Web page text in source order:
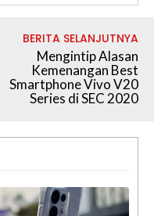
BERITA SELANJUTNYA
Mengintip Alasan
Kemenangan Best
Smartphone Vivo V20
Series di SEC 2020